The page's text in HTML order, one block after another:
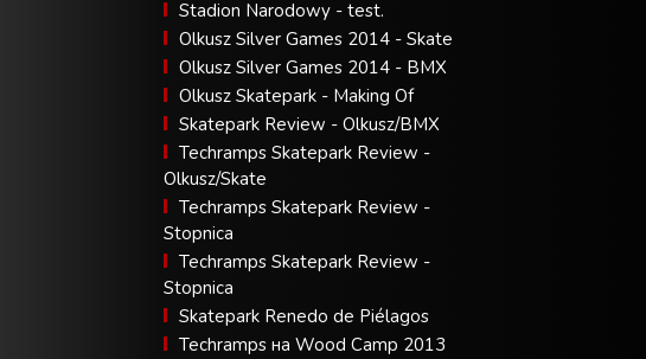
Stadion Narodowy - test.
Olkusz Silver Games 2014 - Skate
Olkusz Silver Games 2014 - BMX
Olkusz Skatepark - Making Of
Skatepark Review - Olkusz/BMX
Techramps Skatepark Review -
Olkusz/Skate
Techramps Skatepark Review -
Stopnica
Techramps Skatepark Review -
Stopnica
Skatepark Renedo de Piélagos
Techramps на Wood Camp 2013